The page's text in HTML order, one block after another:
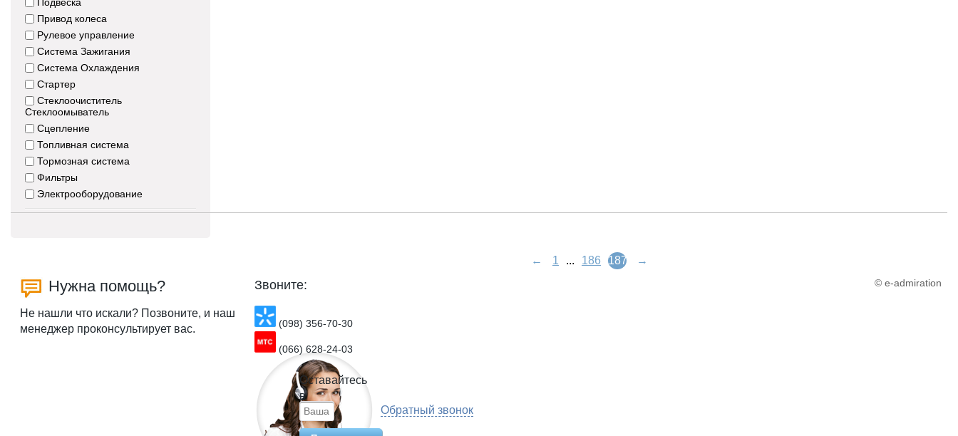
Привод колеса
Рулевое управление
Система Зажигания
Система Охлаждения
Стартер
Стеклоочиститель
Стеклоомыватель
Сцепление
Топливная система
Тормозная система
Фильтры
Электрооборудование
← 1 ... 186 187 →
Нужна помощь?
Не нашли что искали? Позвоните, и наш
менеджер проконсультирует вас.
Звоните:
(098) 356-70-30
(066) 628-24-03
Обратный звонок
Оставайтесь
в
курсе
© e-admiration